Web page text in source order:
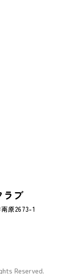
ラブ
原2673-1
Reserved.